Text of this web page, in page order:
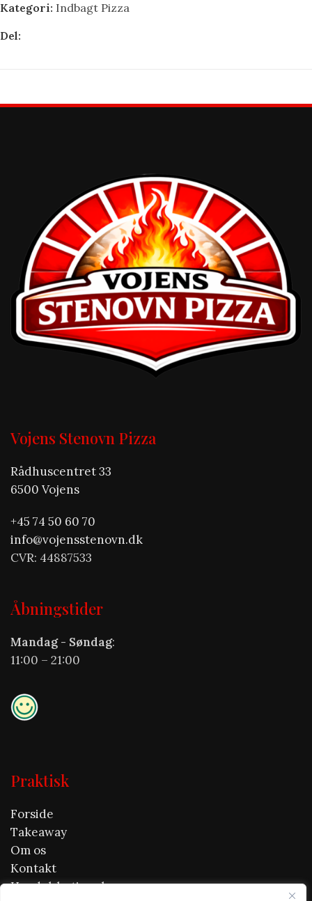
Kategori: Indbagt Pizza
Del:
Vojens Stenovn Pizza
Rådhuscentret 33
6500 Vojens
+45 74 50 60 70
info@vojensstenovn.dk
CVR: 44887533
Åbningstider
Mandag - Søndag:
11:00 – 21:00
Praktisk
Forside
Takeaway
Om os
Kontakt
Handelsbetingelser